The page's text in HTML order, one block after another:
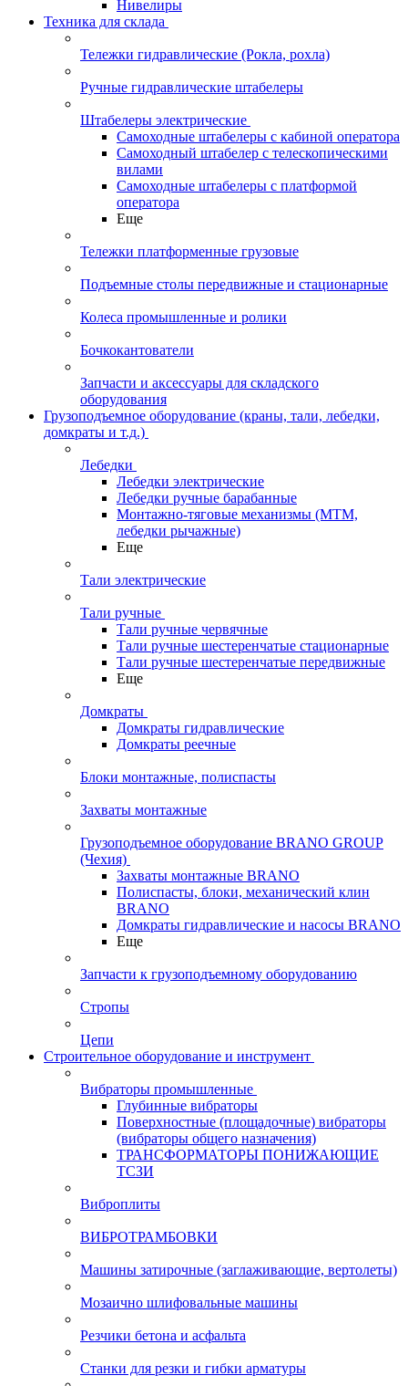
Нивелиры
Техника для склада
Тележки гидравлические (Рокла, рохла)
Ручные гидравлические штабелеры
Штабелеры электрические
Самоходные штабелеры с кабиной оператора
Самоходный штабелер с телескопическими
вилами
Самоходные штабелеры с платформой
оператора
Еще
Тележки платформенные грузовые
Подъемные столы передвижные и стационарные
Колеса промышленные и ролики
Бочкокантователи
Запчасти и аксессуары для складского
оборудования
Грузоподъемное оборудование (краны, тали, лебедки,
домкраты и т.д.)
Лебедки
Лебедки электрические
Лебедки ручные барабанные
Монтажно-тяговые механизмы (МТМ,
лебедки рычажные)
Еще
Тали электрические
Тали ручные
Тали ручные червячные
Тали ручные шестеренчатые стационарные
Тали ручные шестеренчатые передвижные
Еще
Домкраты
Домкраты гидравлические
Домкраты реечные
Блоки монтажные, полиспасты
Захваты монтажные
Грузоподъемное оборудование BRANO GROUP
(Чехия)
Захваты монтажные BRANO
Полиспасты, блоки, механический клин
BRANO
Домкраты гидравлические и насосы BRANO
Еще
Запчасти к грузоподъемному оборудованию
Стропы
Цепи
Строительное оборудование и инструмент
Вибраторы промышленные
Глубинные вибраторы
Поверхностные (площадочные) вибраторы
(вибраторы общего назначения)
ТРАНСФОРМАТОРЫ ПОНИЖАЮЩИЕ
ТСЗИ
Виброплиты
ВИБРОТРАМБОВКИ
Машины затирочные (заглаживающие, вертолеты)
Мозаично шлифовальные машины
Резчики бетона и асфальта
Станки для резки и гибки арматуры